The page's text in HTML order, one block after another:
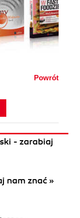
Powrót
- zarabiaj
nam znać »